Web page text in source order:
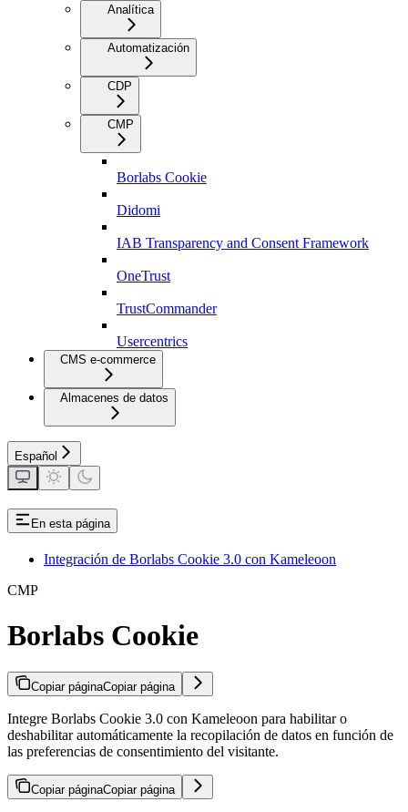
Analítica
Automatización
CDP
CMP
Borlabs Cookie
Didomi
IAB Transparency and Consent Framework
OneTrust
TrustCommander
Usercentrics
CMS e-commerce
Almacenes de datos
Español
En esta página
Integración de Borlabs Cookie 3.0 con Kameleoon
CMP
Borlabs Cookie
Copiar páginaCopiar página
Integre Borlabs Cookie 3.0 con Kameleoon para habilitar o
deshabilitar automáticamente la recopilación de datos en función de
las preferencias de consentimiento del visitante.
Copiar páginaCopiar página